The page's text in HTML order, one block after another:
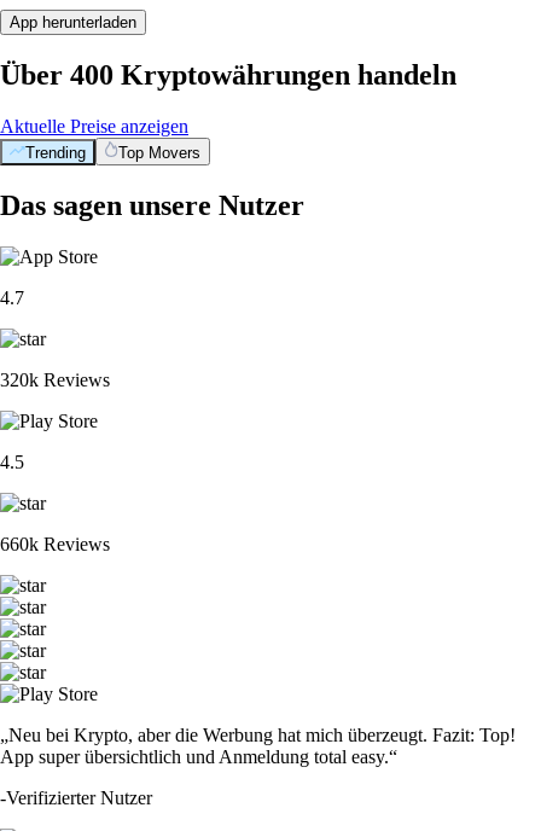
App herunterladen
Über 400 Kryptowährungen handeln
Aktuelle Preise anzeigen
Trending Top Movers
Das sagen unsere Nutzer
4.7
320k Reviews
4.5
660k Reviews
„Neu bei Krypto, aber die Werbung hat mich überzeugt. Fazit: Top!
App super übersichtlich und Anmeldung total easy.“
-Verifizierter Nutzer